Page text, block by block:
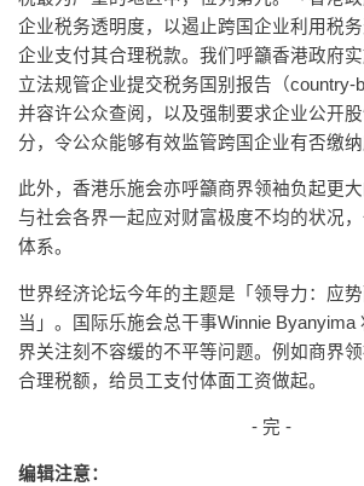
企业税务透明度，以遏止跨国企业利用税
企业支付其合理税款。我们呼籲香港政府
立法规管企业提交税务国别报告（country-
并容许公众查阅，以及强制要求企业公开
分，令公众能够有效监管跨国企业有否缴纳
此外，香港乐施会亦呼籲商界领袖负起更大
与社会各界一起应对财富极度不均的状况
体系。
世界经济论坛今年的主题是「领导力：应
当」。国际乐施会总干事Winnie Byanyima
界关注刻不容缓的不平等问题。例如商界
合理税额，给员工支付体面工资做起。
- 完 -
编辑注意：